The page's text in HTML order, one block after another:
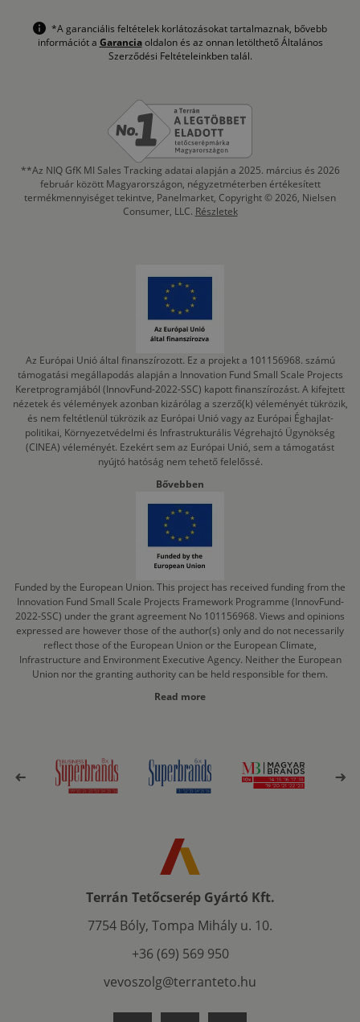
*A garanciális feltételek korlátozásokat tartalmaznak, bővebb
információt a Garanciaoldalon és az onnan letölthető Általános
Szerződési Feltételeinkben talál.
**Az NIQ GfK MI Sales Tracking adatai alapján a 2025. március és 2026
február között Magyarországon, négyzetméterben értékesített
termékmennyiséget tekintve, Panelmarket, Copyright © 2026, Nielsen
Consumer, LLC. Részletek
Az Európai Unió által finanszírozott. Ez a projekt a 101156968. számú
támogatási megállapodás alapján a Innovation Fund Small Scale Projects
Keretprogramjából (InnovFund-2022-SSC) kapott finanszírozást. A kifejtett
nézetek és vélemények azonban kizárólag a szerző(k) véleményét tükrözik,
és nem feltétlenül tükrözik az Európai Unió vagy az Európai Éghajlat-
politikai, Környezetvédelmi és Infrastrukturális Végrehajtó Ügynökség
(CINEA) véleményét. Ezekért sem az Európai Unió, sem a támogatást
nyújtó hatóság nem tehető felelőssé.
Bővebben
Funded by the European Union. This project has received funding from the
Innovation Fund Small Scale Projects Framework Programme (InnovFund-
2022-SSC) under the grant agreement No 101156968. Views and opinions
expressed are however those of the author(s) only and do not necessarily
reflect those of the European Union or the European Climate,
Infrastructure and Environment Executive Agency. Neither the European
Union nor the granting authority can be held responsible for them.
Read more
Terrán Tetőcserép Gyártó Kft.
7754 Bóly, Tompa Mihály u. 10.
+36 (69) 569 950
vevoszolg@terranteto.hu